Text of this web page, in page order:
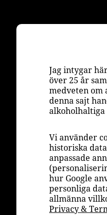
Jag intygar
över 25 år
medveten om
denna sajt
Vi använder
historiska
anpassade
hur Google
personliga
allmänna
Privacy &